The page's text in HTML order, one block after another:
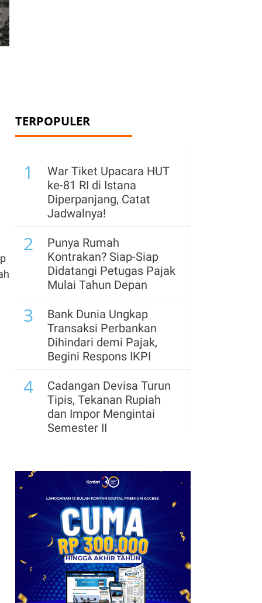
TERPOPULER
1
War Tiket Upacara HUT
ke-81 RI di Istana
Diperpanjang, Catat
Jadwalnya!
2
Punya Rumah
Kontrakan? Siap-Siap
Didatangi Petugas Pajak
Mulai Tahun Depan
3
Bank Dunia Ungkap
Transaksi Perbankan
Dihindari demi Pajak,
Begini Respons IKPI
4
Cadangan Devisa Turun
Tipis, Tekanan Rupiah
dan Impor Mengintai
Semester II